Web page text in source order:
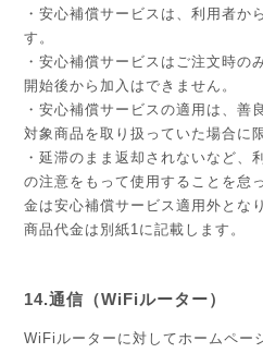
・安心補償サービスは、利用者か
す。
・安心補償サービスはご注文時の
開始後から加入はできません。
・安心補償サービスの適用は、善
対象商品を取り扱っていた場合に
・延滞のまま返却されないなど、
の注意をもって使用することを怠
金は安心補償サービス適用外とな
商品代金は別紙1に記載します。
14.通信（WiFiルーター）
WiFiルーターに対してホームペー